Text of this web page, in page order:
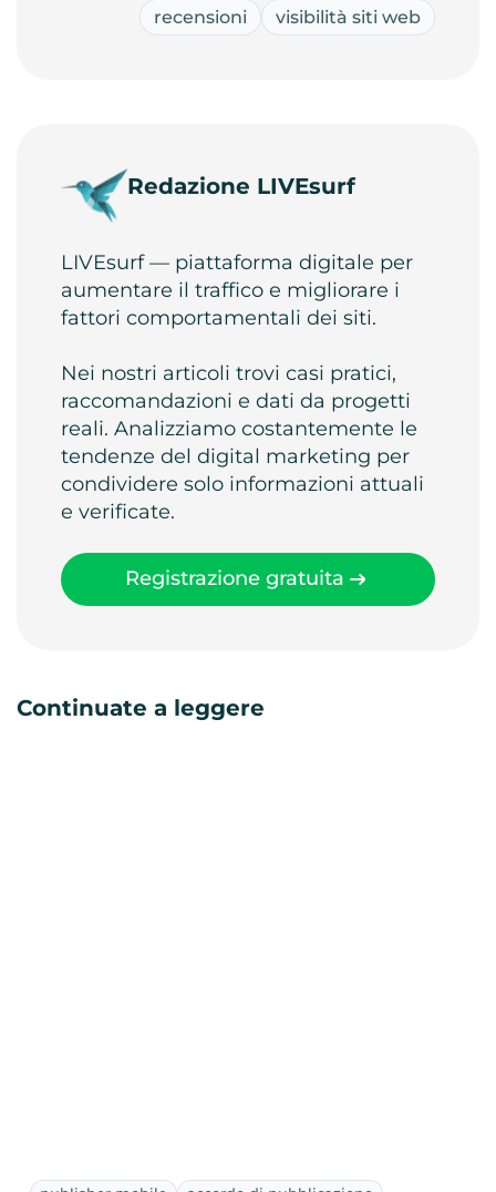
recensioni visibilità siti web
Redazione LIVEsurf
LIVEsurf — piattaforma digitale per
aumentare il traffico e migliorare i
fattori comportamentali dei siti.
Nei nostri articoli trovi casi pratici,
raccomandazioni e dati da progetti
reali. Analizziamo costantemente le
tendenze del digital marketing per
condividere solo informazioni attuali
e verificate.
Registrazione gratuita
Continuate a leggere